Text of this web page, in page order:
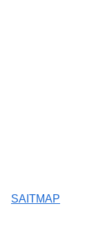
SAITMAP